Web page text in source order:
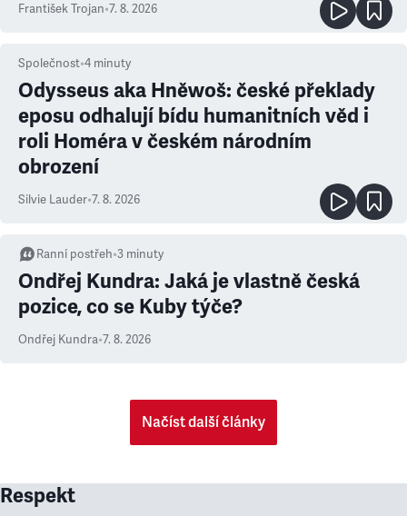
František Trojan•7. 8. 2026
Společnost•4 minuty
Odysseus aka Hněwoš: české překlady
eposu odhalují bídu humanitních věd i
roli Homéra v českém národním
obrození
Silvie Lauder•7. 8. 2026
Ranní postřeh•3 minuty
Ondřej Kundra: Jaká je vlastně česká
pozice, co se Kuby týče?
Ondřej Kundra•7. 8. 2026
Načíst další články
Respekt